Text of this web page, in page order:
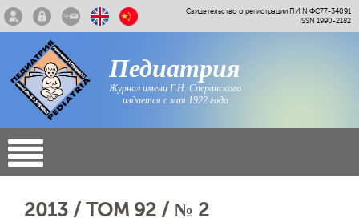
Свидетельство о регистрации ПИ N ФС77-34091
ISSN 1990-2182
Педиатрия
Журнал имени Г.Н. Сперанского
издается с мая 1922 года
2013 / ТОМ 92 / № 2